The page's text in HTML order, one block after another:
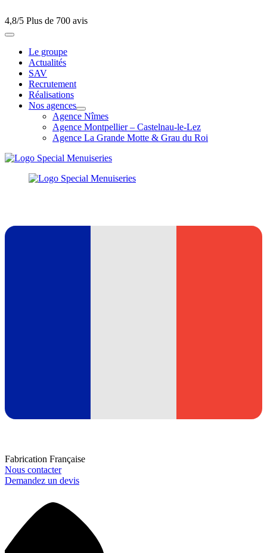
4,8/5 Plus de 700 avis
Le groupe
Actualités
SAV
Recrutement
Réalisations
Nos agences
Agence Nîmes
Agence Montpellier – Castelnau-le-Lez
Agence La Grande Motte & Grau du Roi
Fabrication Française
Nous contacter
Demandez un devis